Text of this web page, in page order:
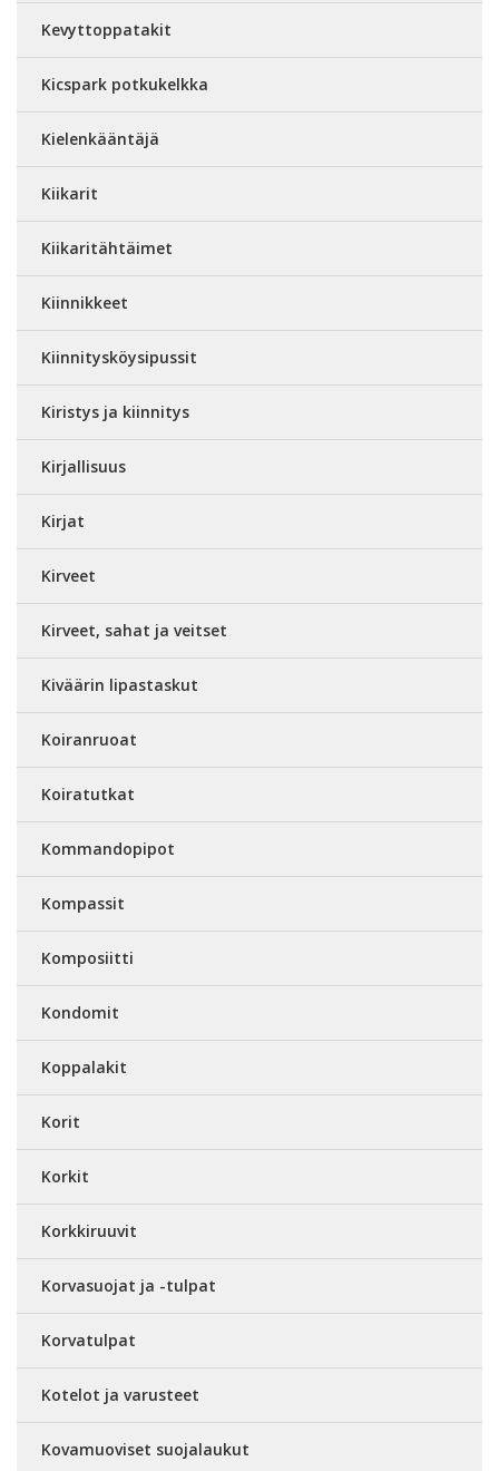
Kevyttoppatakit
Kicspark potkukelkka
Kielenkääntäjä
Kiikarit
Kiikaritähtäimet
Kiinnikkeet
Kiinnitysköysipussit
Kiristys ja kiinnitys
Kirjallisuus
Kirjat
Kirveet
Kirveet, sahat ja veitset
Kiväärin lipastaskut
Koiranruoat
Koiratutkat
Kommandopipot
Kompassit
Komposiitti
Kondomit
Koppalakit
Korit
Korkit
Korkkiruuvit
Korvasuojat ja -tulpat
Korvatulpat
Kotelot ja varusteet
Kovamuoviset suojalaukut